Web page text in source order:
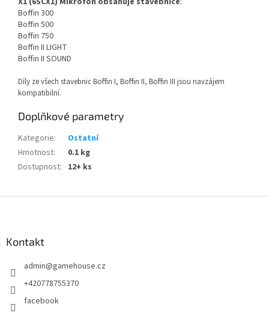
Boffin 300
Boffin 500
Boffin 750
Boffin II LIGHT
Boffin II SOUND
Díly ze všech stavebnic Boffin I, Boffin II, Boffin III jsou navzájem
kompatibilní.
Doplňkové parametry
Kategorie:
Ostatní
Hmotnost:
0.1 kg
Dostupnost: 12+ ks
Kontakt
admin@gamehouse.cz
+420778755370
facebook